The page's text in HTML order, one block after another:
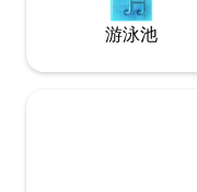
游泳池